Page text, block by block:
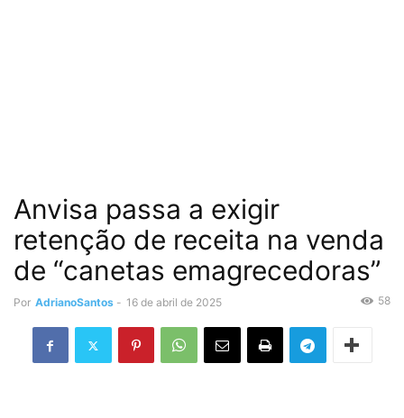
Anvisa passa a exigir
retenção de receita na venda
de “canetas emagrecedoras”
Por AdrianoSantos - 16 de abril de 2025 58